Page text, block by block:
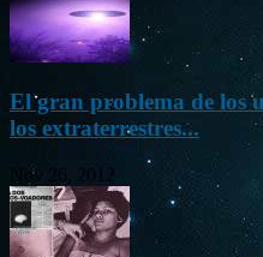
El gran problema de los
los extraterrestres...
Nov 26, 2012